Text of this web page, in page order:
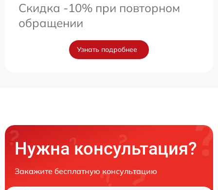
Скидка -10% при повторном
обращении
Узнать подробнее
Нужна консультация?
Закажите бесплатную консультацию